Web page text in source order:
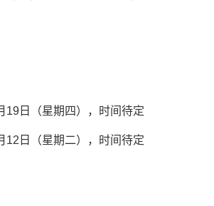
19日（星期四），时间待定
12日（星期二），时间待定